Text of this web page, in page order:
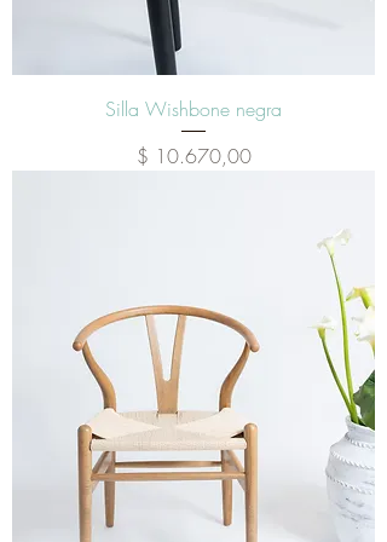
Silla Wishbone negra
Precio
$ 10.670,00